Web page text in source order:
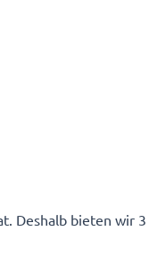
Deshalb bieten wir